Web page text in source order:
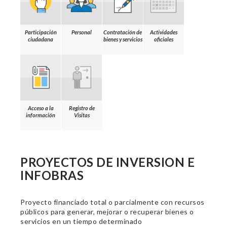
Participación
ciudadana
Personal
Contratación de
bienes y servicios
Actividades
oficiales
Acceso a la
información
Registro de
Visitas
PROYECTOS DE INVERSION E
INFOBRAS
Proyecto financiado total o parcialmente con recursos
públicos para generar, mejorar o recuperar bienes o
servicios en un tiempo determinado